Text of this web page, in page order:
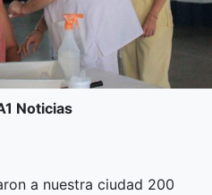
Noticias
a nuestra ciudad 200